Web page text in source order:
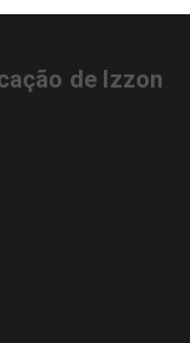
de Izzon